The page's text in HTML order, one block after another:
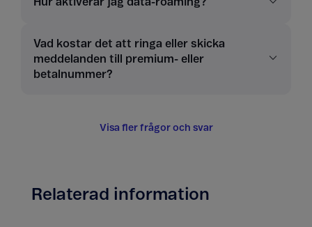
Vad kostar det att ringa eller skicka
meddelanden till premium- eller
betalnummer?
Visa fler frågor och svar
Relaterad information